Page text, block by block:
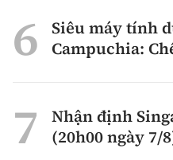
Siêu máy tính
Campuchia:
Nhận định
(20h00 ngày 7/